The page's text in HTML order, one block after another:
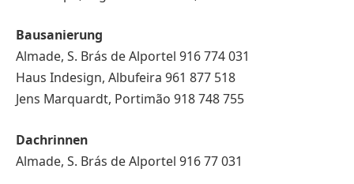
Bausanierung
Almade, S. Brás de Alportel 916 774 031
Haus Indesign, Albufeira 961 877 518
Jens Marquardt, Portimão 918 748 755
Dachrinnen
Almade, S. Brás de Alportel 916 77 031